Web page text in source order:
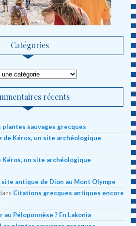
Catégories
récents
plantes sauvages grecques
de Kéros, un site archéologique
Kéros, un site archéologique
site antique de Dion au Mont Olympe
Citations grecques antiques encore
au Péloponnèse ? En Lakonia